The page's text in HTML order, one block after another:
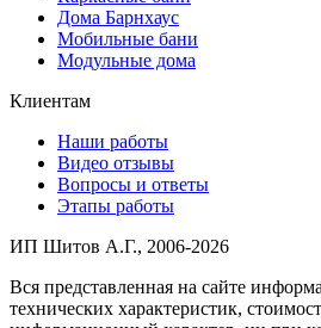
Дома Барнхаус
Мобильные бани
Модульные дома
Клиентам
Наши работы
Видео отзывы
Вопросы и ответы
Этапы работы
ИП Шитов А.Г., 2006-2026
Вся представленная на сайте
технических характеристик,